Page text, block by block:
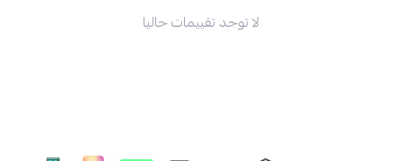
لا توجد تقييمات حاليا